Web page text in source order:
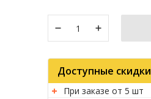
Доступные скидки
При заказе от 5 шт